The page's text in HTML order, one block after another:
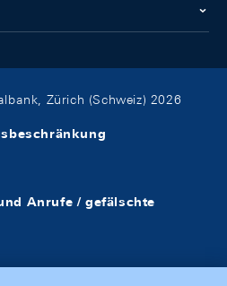
Zürich (Schweiz) 2026
Anrufe / gefälschte